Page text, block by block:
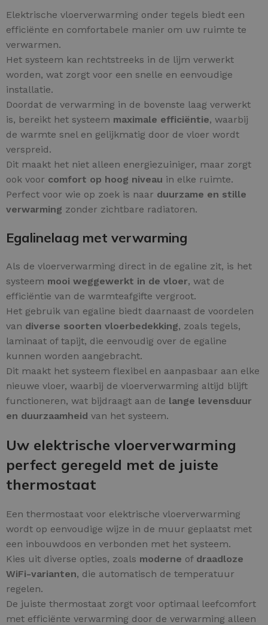
Elektrische vloerverwarming onder tegels biedt een
efficiënte en comfortabele manier om uw ruimte te
verwarmen.
Het systeem kan rechtstreeks in de lijm verwerkt
worden, wat zorgt voor een snelle en eenvoudige
installatie.
Doordat de verwarming in de bovenste laag verwerkt
is, bereikt het systeem maximale efficiëntie, waarbij
de warmte snel en gelijkmatig door de vloer wordt
verspreid.
Dit maakt het niet alleen energiezuiniger, maar zorgt
ook voor comfort op hoog niveau in elke ruimte.
Perfect voor wie op zoek is naar duurzame en stille
verwarming zonder zichtbare radiatoren.
Egalinelaag met verwarming
Als de vloerverwarming direct in de egaline zit, is het
systeem mooi weggewerkt in de vloer, wat de
efficiëntie van de warmteafgifte vergroot.
Het gebruik van egaline biedt daarnaast de voordelen
van diverse soorten vloerbedekking, zoals tegels,
laminaat of tapijt, die eenvoudig over de egaline
kunnen worden aangebracht.
Dit maakt het systeem flexibel en aanpasbaar aan elke
nieuwe vloer, waarbij de vloerverwarming altijd blijft
functioneren, wat bijdraagt aan de lange levensduur
en duurzaamheid van het systeem.
Uw elektrische vloerverwarming
perfect geregeld met de juiste
thermostaat
Een thermostaat voor elektrische vloerverwarming
wordt op eenvoudige wijze in de muur geplaatst met
een inbouwdoos en verbonden met het systeem.
Kies uit diverse opties, zoals moderne of draadloze
WiFi-varianten, die automatisch de temperatuur
regelen.
De juiste thermostaat zorgt voor optimaal leefcomfort
met efficiënte verwarming door de verwarming alleen